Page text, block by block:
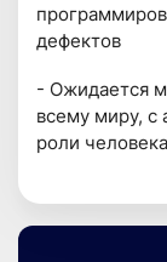
дефектов
- Ожидается
всему миру,
роли